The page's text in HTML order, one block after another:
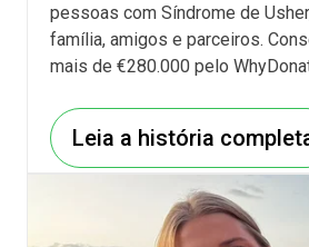
pessoas com Síndrome de
família, amigos e parceiros.
mais de €280.000 pelo
Leia a história